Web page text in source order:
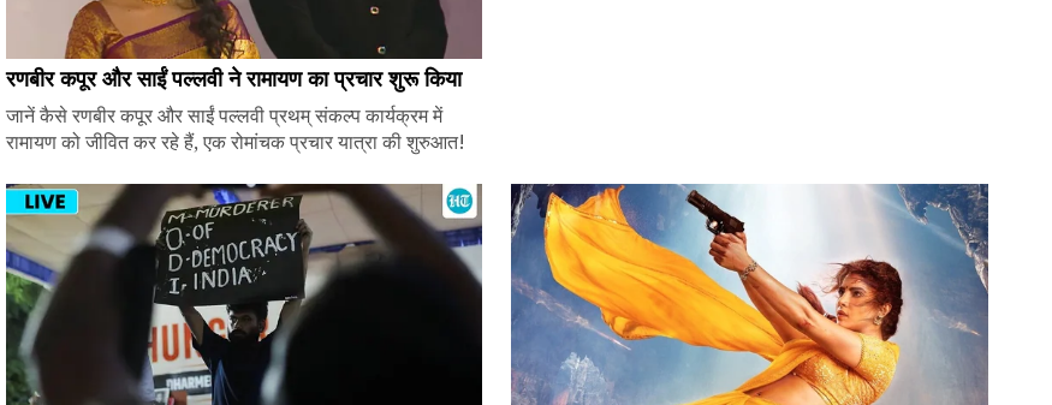
रणबीर कपूर और साईं पल्लवी ने रामायण का प्रचार शुरू किया
जानें कैसे रणबीर कपूर और साईं पल्लवी प्रथम् संकल्प कार्यक्रम में
रामायण को जीवित कर रहे हैं, एक रोमांचक प्रचार यात्रा की शुरुआत!